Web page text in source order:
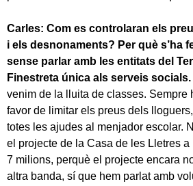
Carles: Com es controlaran els
i els desnonaments? Per què s’ha
sense parlar amb les entitats del
Finestreta única als serveis socials.
venim de la lluita de classes. Sempre
favor de limitar els preus dels
totes les ajudes al menjador escolar.
el projecte de la Casa de les Lletres
7 milions, perquè el projecte encara
altra banda, sí que hem parlat amb